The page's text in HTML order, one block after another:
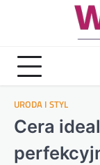
URODA I STYL
Cera